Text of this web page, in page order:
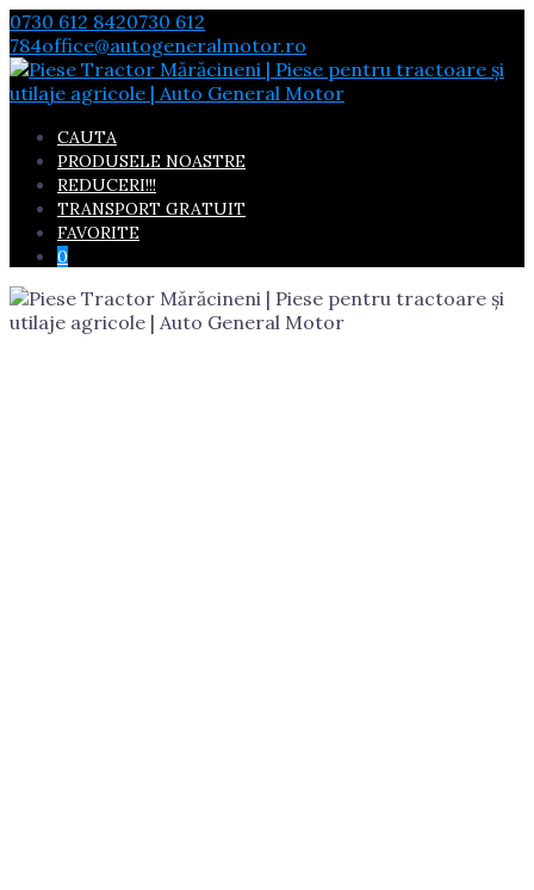
Skip
to
content
0730 612 8420730 612
784office@autogeneralmotor.ro
CAUTA
PRODUSELE NOASTRE
REDUCERI!!!
TRANSPORT GRATUIT
FAVORITE
0